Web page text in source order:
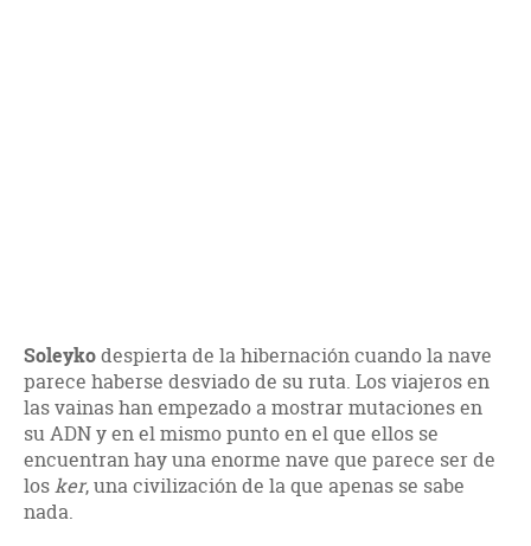
Soleykodespierta de la hibernación cuando la nave
parece haberse desviado de su ruta. Los viajeros en
las vainas han empezado a mostrar mutaciones en
su ADN y en el mismo punto en el que ellos se
encuentran hay una enorme nave que parece ser de
losker, una civilización de la que apenas se sabe
nada.